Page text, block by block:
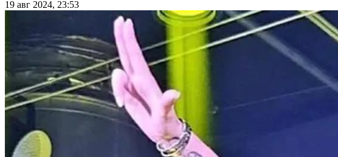
19 авг 2024, 23:53